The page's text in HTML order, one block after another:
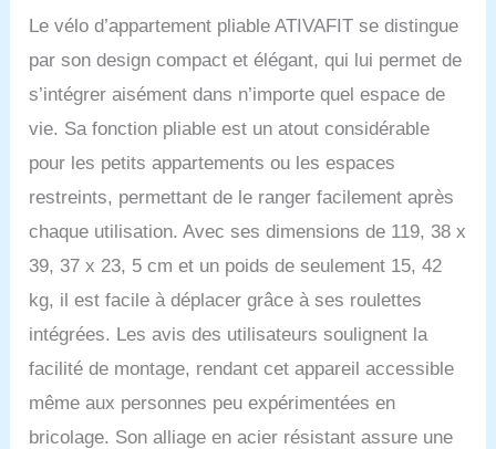
facile à ranger.
ResRésistance
vélo d’exercice Ativafit est
une résistance
magnétique à 8 niveaux
pouvant être ajustée. Il
peut être ajusté au niveau
requis, ce qui peut
remise en forme. En
outre, en raison de la
conception du volant
magnétique, lorsque vous
conduisez le vélo, ne peut
produire aucun bruit. Seat
Siège confortable et
hauteur réglable: Le
Le vélo d’appartement pliable ATIVAFIT se distingue
par son design compact et élégant, qui lui permet de
s’intégrer aisément dans n’importe quel espace de
vie. Sa fonction pliable est un atout considérable
pour les petits appartements ou les espaces
restreints, permettant de le ranger facilement après
chaque utilisation. Avec ses dimensions de 119, 38 x
39, 37 x 23, 5 cm et un poids de seulement 15, 42
kg, il est facile à déplacer grâce à ses roulettes
intégrées. Les avis des utilisateurs soulignent la
facilité de montage, rendant cet appareil accessible
même aux personnes peu expérimentées en
bricolage. Son alliage en acier résistant assure une